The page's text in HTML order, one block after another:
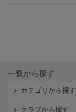
一覧から探す
カテゴリから探す
クラブから探す